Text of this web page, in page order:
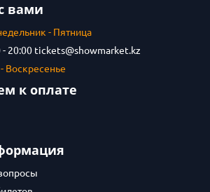
вами
- Пятница
20:00 tickets@showmarket.kz
Воскресенье
к оплате